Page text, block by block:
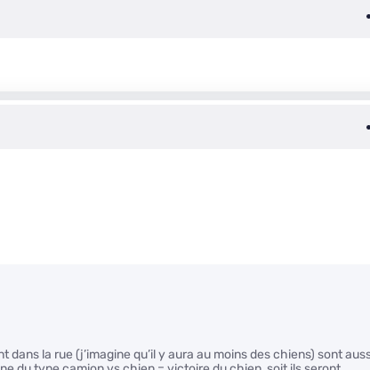
la rue (j’imagine qu’il y aura au moins des chiens) sont